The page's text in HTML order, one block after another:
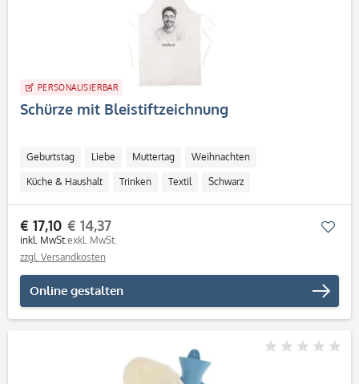
PERSONALISIERBAR
Schürze mit Bleistiftzeichnung
Geburtstag Liebe Muttertag Weihnachten
Küche & Haushalt Trinken Textil Schwarz
Personalisierbar / Onlinegestaltung
€ 17,10
inkl. MwSt.
€ 14,37
exkl. MwSt.
zzgl. Versandkosten
Online gestalten